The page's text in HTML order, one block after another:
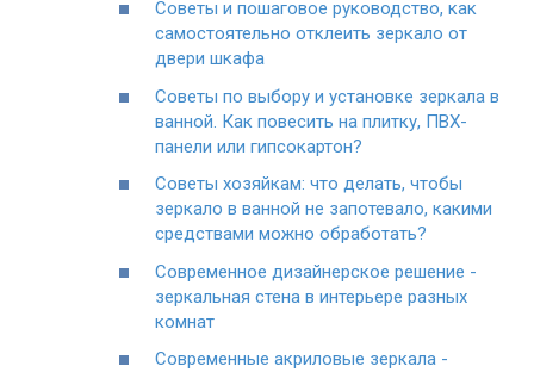
Советы и пошаговое руководство, как
самостоятельно отклеить зеркало от
двери шкафа
Советы по выбору и установке зеркала в
ванной. Как повесить на плитку, ПВХ-
панели или гипсокартон?
Советы хозяйкам: что делать, чтобы
зеркало в ванной не запотевало, какими
средствами можно обработать?
Современное дизайнерское решение -
зеркальная стена в интерьере разных
комнат
Современные акриловые зеркала -